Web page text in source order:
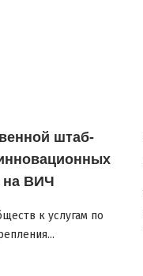
штаб-
на ВИЧ
к услугам по